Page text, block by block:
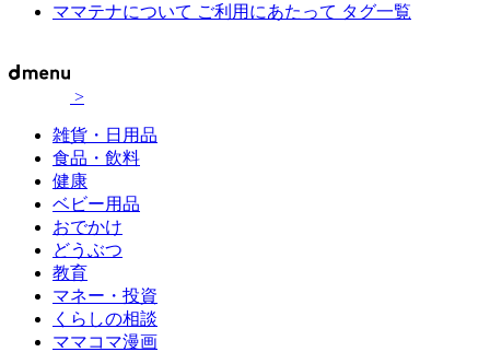
ママテナについて ご利用にあたって タグ一覧
>
雑貨・日用品
食品・飲料
健康
ベビー用品
おでかけ
どうぶつ
教育
マネー・投資
くらしの相談
ママコマ漫画